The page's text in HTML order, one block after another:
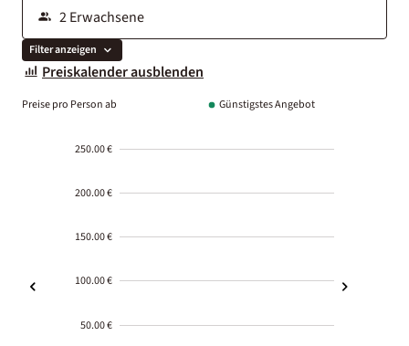
Filter anzeigen
Preiskalender ausblenden
Preise pro Person ab Günstigstes Angebot
250.00 €
200.00 €
150.00 €
100.00 €
50.00 €